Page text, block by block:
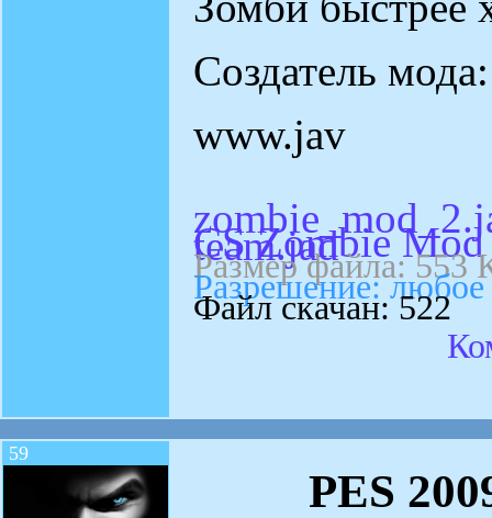
Создатель
www.jav
CS Zombie
team.jad
Размер файла: 553
Разрешение: любое
Файл скачан: 522
59
PES